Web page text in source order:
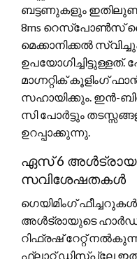
ബട്ടണുകളും ഇതിലുണ്ട്.
8ms റെസ്പോൺസ്
മെക്കാനിക്കൽ
ഉപയോഗിച്ചിട്ടുള്ളത്.
മാഗ്നറ്റിക് കൂളിംഗ്
സഹായിക്കും. ഇൻ-
സി പോർട്ടും
ഉറപ്പാക്കുന്നു.
ഏസ് 6
സവിശേഷതകൾ
ഗെയിമിംഗ്
അൾട്രായുടെ
റിഫ്രഷ് റേറ്റ്
ഫ്ലാറ്റ് ഡിസ്‌പ്ലേ